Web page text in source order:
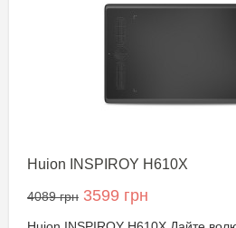
Huion INSPIROY H610X
4089 грн 3599 грн